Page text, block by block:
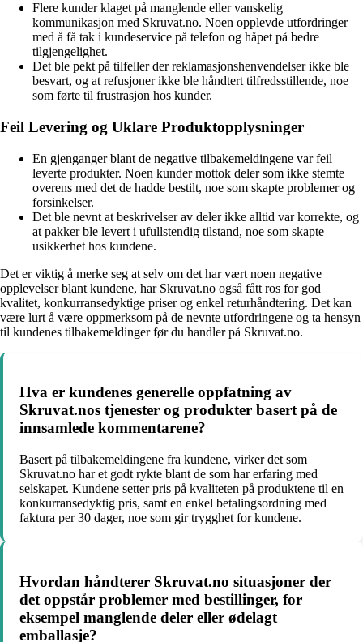
Flere kunder klaget på manglende eller vanskelig
kommunikasjon med Skruvat.no. Noen opplevde utfordringer
med å få tak i kundeservice på telefon og håpet på bedre
tilgjengelighet.
Det ble pekt på tilfeller der reklamasjonshenvendelser ikke ble
besvart, og at refusjoner ikke ble håndtert tilfredsstillende, noe
som førte til frustrasjon hos kunder.
Feil Levering og Uklare Produktopplysninger
En gjenganger blant de negative tilbakemeldingene var feil
leverte produkter. Noen kunder mottok deler som ikke stemte
overens med det de hadde bestilt, noe som skapte problemer og
forsinkelser.
Det ble nevnt at beskrivelser av deler ikke alltid var korrekte, og
at pakker ble levert i ufullstendig tilstand, noe som skapte
usikkerhet hos kundene.
Det er viktig å merke seg at selv om det har vært noen negative
opplevelser blant kundene, har Skruvat.no også fått ros for god
kvalitet, konkurransedyktige priser og enkel returhåndtering. Det kan
være lurt å være oppmerksom på de nevnte utfordringene og ta hensyn
til kundenes tilbakemeldinger før du handler på Skruvat.no.
Hva er kundenes generelle oppfatning av
Skruvat.nos tjenester og produkter basert på de
innsamlede kommentarene?
Basert på tilbakemeldingene fra kundene, virker det som
Skruvat.no har et godt rykte blant de som har erfaring med
selskapet. Kundene setter pris på kvaliteten på produktene til en
konkurransedyktig pris, samt en enkel betalingsordning med
faktura per 30 dager, noe som gir trygghet for kundene.
Hvordan håndterer Skruvat.no situasjoner der
det oppstår problemer med bestillinger, for
eksempel manglende deler eller ødelagt
emballasje?